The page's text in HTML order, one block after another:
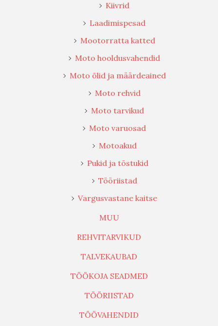
Kiivrid
Laadimispesad
Mootorratta katted
Moto hooldusvahendid
Moto õlid ja määrdeained
Moto rehvid
Moto tarvikud
Moto varuosad
Motoakud
Pukid ja tõstukid
Tööriistad
Vargusvastane kaitse
MUU
REHVITARVIKUD
TALVEKAUBAD
TÖÖKOJA SEADMED
TÖÖRIISTAD
TÖÖVAHENDID